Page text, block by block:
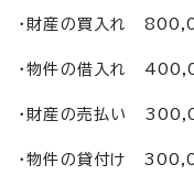
・財産の買入れ
・物件の借入れ
・財産の売払い
・物件の貸付け